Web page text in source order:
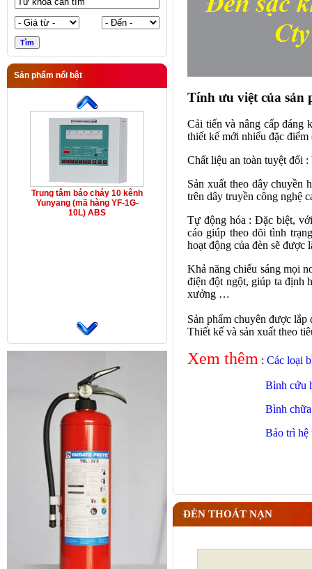
Sản phẩm nổi bật
Trung tâm báo cháy 10 kênh
Yunyang (mã hàng YF-1G-
10L) ABS
Tính ưu việt của sản
Cải tiến và nâng cấp đáng
thiết kế mới nhiểu đặc
Chất liệu an toàn tuyệt đối
Sản xuất theo dây chuyền
trên dây truyền công nghệ
Tự động hóa : Đặc biệt,
cáo giúp theo dõi tình
hoạt động của đèn sẽ được
Khả năng chiếu sáng mọi
điện đột ngột, giúp ta định
xưởng …
Sản phẩm chuyên được
Thiết kế và sản xuất theo
Xem thêm : Các loại
Bình cứu
Bình
Bảo trì hệ
ĐÈN THOÁT NẠN